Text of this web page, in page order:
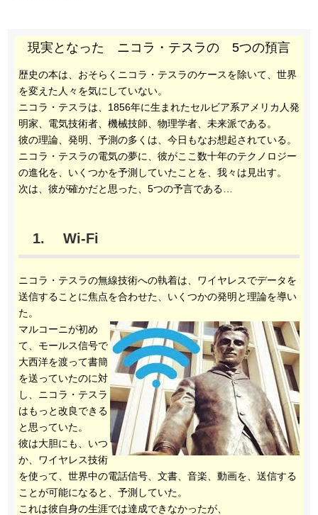
現実となった ニコラ・テスラの 5つの預言
歴史の本は、おそらくニコラ・テスラのケースを除いて、世界
を変えた人々を気にしていない。
ニコラ・テスラは、1856年に生まれたセルビア系アメリカ人発
明家、電気技術者、機械技師、物理学者、未来派である。
彼の理論、発明、予測の多くは、今日もなお想起されている。
ニコラ・テスラの電気の夢に、彼がここ数十年のテクノロジー
の進化を、いくつかを予測していたことを、我々は見出す。
次は、彼が確かだと思った、5つの予言である…
1. Wi-Fi
ニコラ・テスラの無線技術への執着は、ワイヤレスでデータを
送信することに焦点を合わせた、いくつかの発明と理論を導い
た。
マルコーニが初め
て、モールス信号で
大西洋を渡って書簡
を送っていたのに対
し、ニコラ・テスラ
はもっと改良できる
と思っていた。
彼は大胆にも、いつ
か、ワイヤレス技術
を使って、世界中の電話信号、文書、音楽、動画を、送信する
ことが可能になると、予測していた。
これは彼自身の生涯では達成できなかったが、